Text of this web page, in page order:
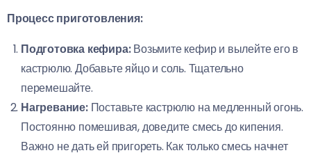
Процесс приготовления:
Подготовка кефира:Возьмите кефир и вылейте его в
кастрюлю. Добавьте яйцо и соль. Тщательно
перемешайте.
Нагревание:Поставьте кастрюлю на медленный огонь.
Постоянно помешивая, доведите смесь до кипения.
Важно не дать ей пригореть. Как только смесь начнет